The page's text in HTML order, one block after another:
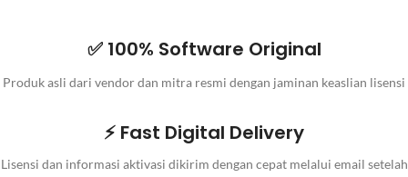
✅ 100% Software Original
Produk asli dari vendor dan mitra resmi dengan jaminan keaslian lisensi
⚡ Fast Digital Delivery
Lisensi dan informasi aktivasi dikirim dengan cepat melalui email setelah